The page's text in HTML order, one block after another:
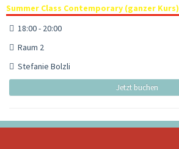
Summer Class Contemporary (ganzer Kurs)
18:00 - 20:00
Raum 2
Stefanie Bolzli
Jetzt buchen